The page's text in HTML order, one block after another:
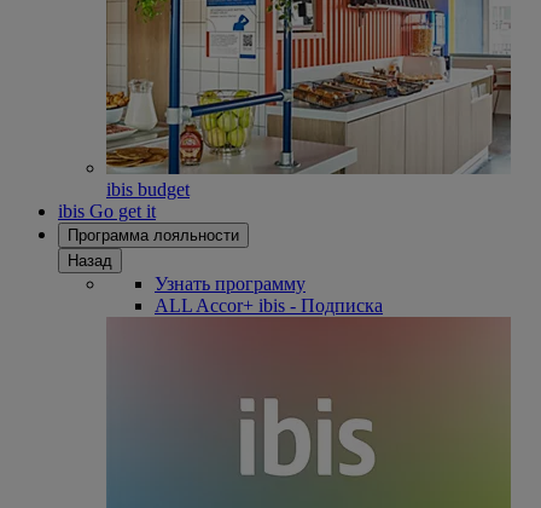
ibis budget
ibis Go get it
Программа лояльности
Назад
Узнать программу
ALL Accor+ ibis - Подписка